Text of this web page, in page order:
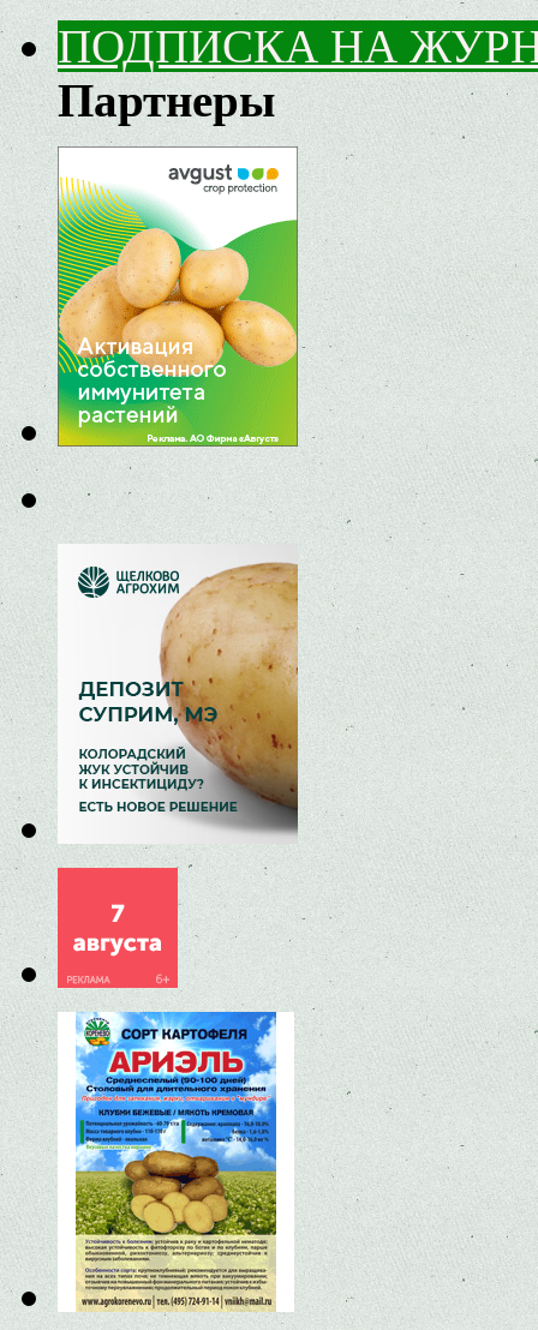
ПОДПИСКА НА
Партнеры